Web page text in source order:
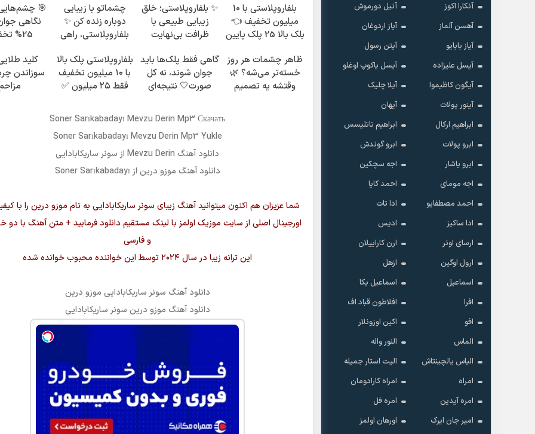
آنکارا اکوز
آنیل دورموش
آهسن آلماز
آیاز اردوغان
آیاز بابایو
آیتن رسول
آیسل علیزاده
آیسل یاکوپ اوغلو
آیگون کاظیموا
آیلا چلیک
آینور پولات
آیهان
ابراهیم ارکال
ابراهیم تاتلیسس
ابرو پولات
ابرو گوندش
ابرو یاشار
اجه سچکین
اجه مومای
احمد کایا
احمد مصطفایو
ادا تات
ادا ساکیز
ادیس
ارسای اونر
ارن کاراییلان
ارول اوگین
ازهل
اسماعیل
اسماعیل یکا
افرا
افلاطون قباد اف
افو
اکین اوزونلار
الماس
النور واله
الیاس یالچینتاش
الیت استار جمیله
امراه
امراه کارادومان
امره آیدین
امره فل
امیر جان ایرک
اورهان اولمز
بلفاروپلاستی با 10
میلیون تخفیف 👈
بلک بالا 25 پلک پایین
✨ بلفاروپلاستی؛ خلق
زیبایی طبیعی با
ظرافت بی‌نهایت
چشماتو با زیبایی
دوباره زنده کن ✨
بلفاروپلاستی، راهی
🎯 چشم‌هایی
نگاهی
25%
ظاهر چشمات هر روز
خسته‌تر می‌شه؟ 🌿
وقتشه یه تصمیم
گاهی فقط پلک‌ها باید
جوان شوند، نه کل
صورت🤍 نتیجه‌ای
بلفاروپلاستی پلک بالا
با ۱۰ میلیون تخفیف
فقط ۲۵ میلیون ✅
کلید
سوزاندن
Soner Sarıkabadayı Mevzu Derin Mp3 Скачать
Soner Sarıkabadayı Mevzu Derin Mp3 Yukle
دانلود آهنگ Mevzu Derin از سونر ساریکابادایی
دانلود آهنگ موزو درین از Soner Sarıkabadayı
شما عزیزان هم اکنون میتوانید آهنگ زیبای سونر ساریکابادایی به نام موزو درین
اورجینال اصلی از سایت موزیک اولمز با لینک مستقیم دانلود فرمایید + متن آهنگ با دو
و فارسی
این ترانه زیبا در سال ۲۰۲۴ توسط این خواننده محبوب خوانده شده
دانلود آهنگ سونر ساریکابادایی موزو درین
دانلود آهنگ موزو درین سونر ساریکابادایی